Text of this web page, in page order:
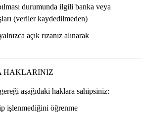
durumunda ilgili banka veya
(veriler kaydedilmeden)
açık rızanız alınarak
HAKLARINIZ
aşağıdaki haklara sahipsiniz:
işlenmediğini öğrenme